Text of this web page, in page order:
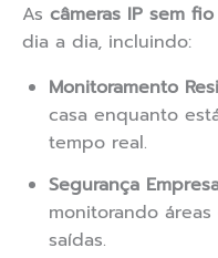
As câmeras IP sem fio
dia a dia, incluindo:
Monitoramento
casa enquanto
tempo real.
Segurança
monitorando
saídas.